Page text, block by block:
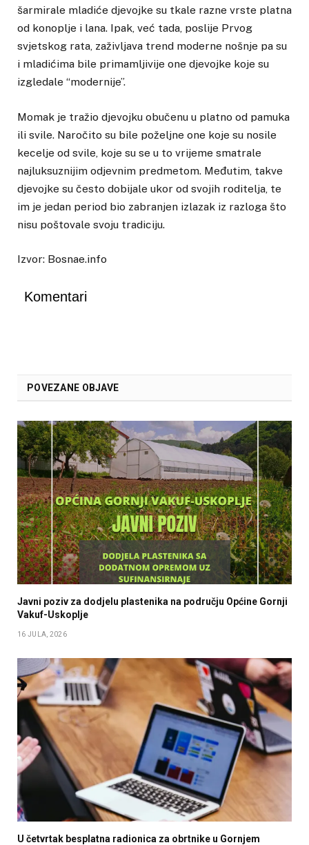
šarmirale mladiće djevojke su tkale razne vrste platna
od konoplje i lana. Ipak, već tada, poslije Prvog
svjetskog rata, zaživljava trend moderne nošnje pa su
i mladićima bile primamljivije one djevojke koje su
izgledale “modernije”.
Momak je tražio djevojku obučenu u platno od pamuka
ili svile. Naročito su bile poželjne one koje su nosile
kecelje od svile, koje su se u to vrijeme smatrale
najluksuznijim odjevnim predmetom. Međutim, takve
djevojke su često dobijale ukor od svojih roditelja, te
im je jedan period bio zabranjen izlazak iz razloga što
nisu poštovale svoju tradiciju.
Izvor: Bosnae.info
Komentari
POVEZANE OBJAVE
Javni poziv za dodjelu plastenika na području Općine Gornji
Vakuf-Uskoplje
16 JULA, 2026
U četvrtak besplatna radionica za obrtnike u Gornjem